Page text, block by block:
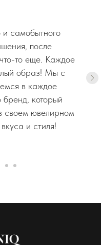
самобытного
после
что-то еще. Каждое
образ! Мы с
в каждое
бренд, который
своем ювелирном
и стиля!